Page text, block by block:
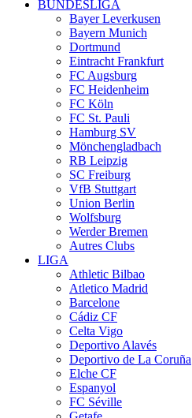
BUNDESLIGA
Bayer Leverkusen
Bayern Munich
Dortmund
Eintracht Frankfurt
FC Augsburg
FC Heidenheim
FC Köln
FC St. Pauli
Hamburg SV
Mönchengladbach
RB Leipzig
SC Freiburg
VfB Stuttgart
Union Berlin
Wolfsburg
Werder Bremen
Autres Clubs
LIGA
Athletic Bilbao
Atletico Madrid
Barcelone
Cádiz CF
Celta Vigo
Deportivo Alavés
Deportivo de La Coruña
Elche CF
Espanyol
FC Séville